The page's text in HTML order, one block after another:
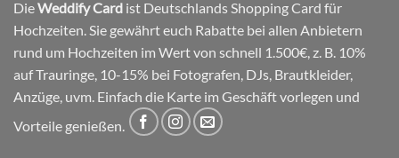
DieWeddify Card ist Deutschlands Shopping Card für
Hochzeiten. Sie gewährt euch Rabatte bei allen Anbietern
rund um Hochzeiten im Wert von schnell 1.500€, z. B. 10%
auf Trauringe, 10-15% bei Fotografen, DJs, Brautkleider,
Anzüge, uvm. Einfach die Karte im Geschäft vorlegen und
Vorteile genießen.